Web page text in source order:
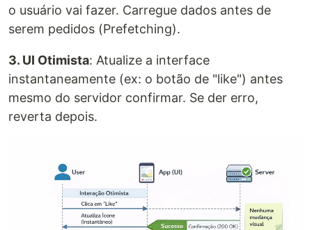
o usuário vai fazer. Carregue dados antes de
serem pedidos (Prefetching).
3. UI Otimista: Atualize a interface
instantaneamente (ex: o botão de "like") antes
mesmo do servidor confirmar. Se der erro,
reverta depois.